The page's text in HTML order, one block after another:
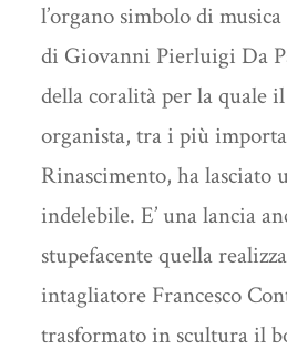
l’organo simbolo di
di Giovanni Pierluigi Da
della coralità per la quale
organista, tra i più
Rinascimento, ha lasciato
indelebile. E’ una lancia
stupefacente quella
intagliatore Francesco
trasformato in scultura il